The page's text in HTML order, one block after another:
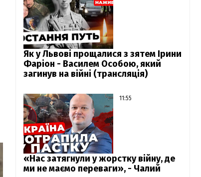
Як у Львові прощалися з зятем Ірини
Фаріон - Василем Особою, який
загинув на війні (трансляція)
11:55
«Нас затягнули у жорстку війну, де
ми не маємо переваги», - Чалий